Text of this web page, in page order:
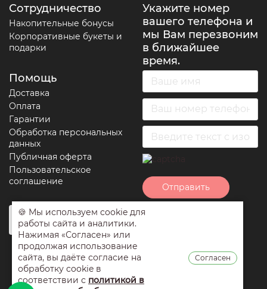
Сотрудничество
Накопительные бонусы
Корпоративные букеты и
подарки
Помощь
Доставка
Оплата
Гарантии
Обработка персональных
данных
Публичная оферта
Пользовательское
соглашение
Укажите номер
вашего телефона и
мы Вам перезвоним
в ближайшее
время.
Отправить
условиями
обработки
🍪 Мы используем cookie для
работы сайта и аналитики.
Нажимая «Согласен» или
продолжая использование
сайта, вы даёте согласие на
обработку cookie в
соответствии с политикой в
Согласен